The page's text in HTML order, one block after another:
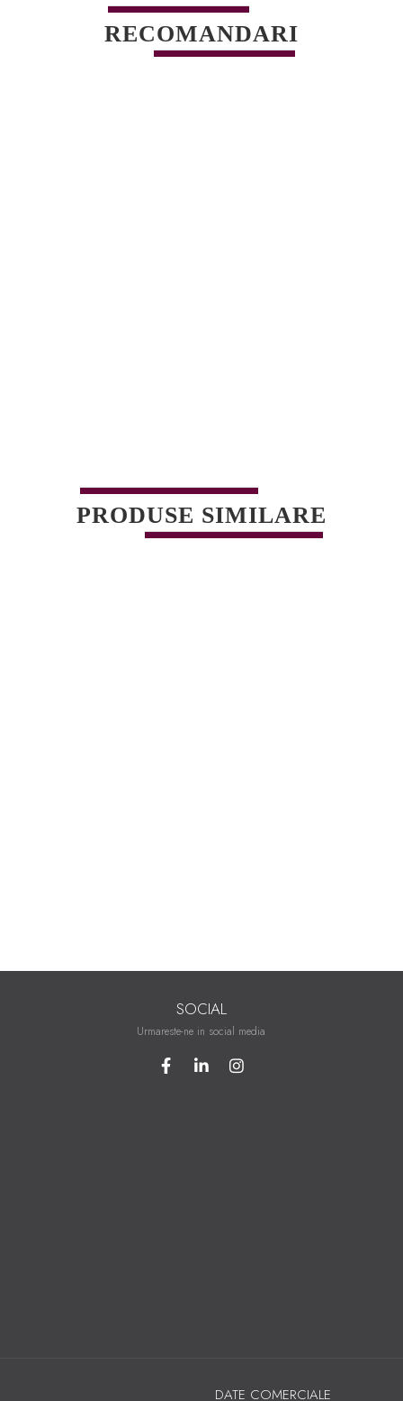
RECOMANDARI
PRODUSE SIMILARE
SOCIAL
Urmareste-ne in social media
DATE COMERCIALE